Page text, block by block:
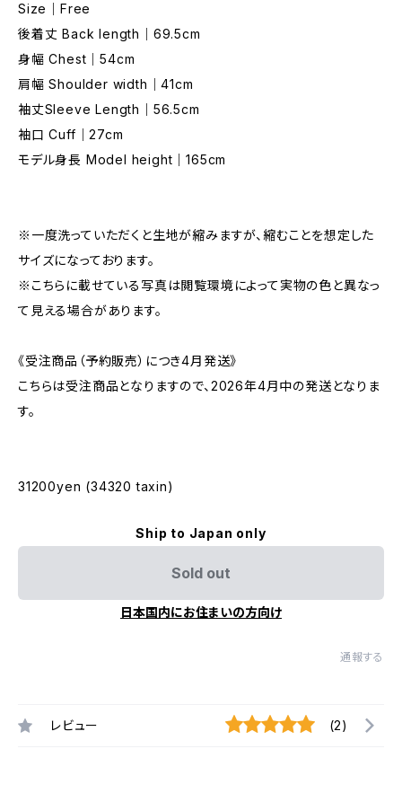
Size｜Free
後着丈 Back length｜69.5cm
身幅 Chest｜54cm
肩幅 Shoulder width｜41cm
袖丈Sleeve Length｜56.5cm
袖口 Cuff｜27cm
モデル身長 Model height｜165cm
※一度洗っていただくと生地が縮みますが、縮むことを想定した
サイズになっております。
※こちらに載せている写真は閲覧環境によって実物の色と異なっ
て見える場合があります。
《受注商品（予約販売）につき4月発送》
こちらは受注商品となりますので、2026年4月中の発送となりま
す。
31200yen (34320 taxin)
Ship to Japan only
Sold out
日本国内にお住まいの方向け
通報する
レビュー (2)